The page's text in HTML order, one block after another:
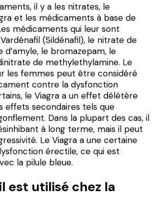
il y a les nitrates, le
et les médicaments à base de
médicaments qui leur sont
(Sildénafil), le nitrate de
le bromazepam, le
de methylethylamine. Le
les femmes peut être considéré
contre la dysfonction
le Viagra a un effet délétère
effets secondaires tels que
Dans la plupart des cas, il
à long terme, mais il peut
Le Viagra a une certaine
érectile, ce qui est
la pilule bleue.
est utilisé chez la